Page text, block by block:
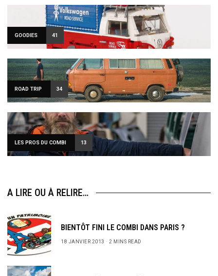
GOODIES 41
ROAD TRIP 34
LES PROS DU COMBI 13
A LIRE OU À RELIRE…
BIENTÔT FINI LE COMBI DANS PARIS ?
18 JANVIER 2013 2 MINS READ